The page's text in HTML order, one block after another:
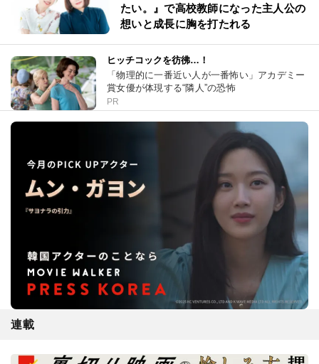
たい。』で高校教師になった主人公の
想いと成長に胸を打たれる
ヒッチコックを彷彿…！
「物理的に一番近い人が一番怖い」アカデミー
賞女優が体現する“隣人”の恐怖
PR
連載